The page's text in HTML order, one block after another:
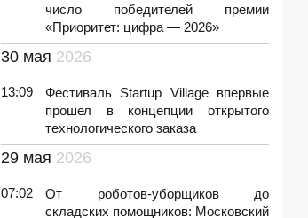
число победителей премии
«Приоритет: цифра — 2026»
30 мая 2026
13:09
Фестиваль Startup Village впервые
прошел в концепции открытого
технологического заказа
29 мая 2026
07:02
От роботов-уборщиков до
складских помощников: Московский